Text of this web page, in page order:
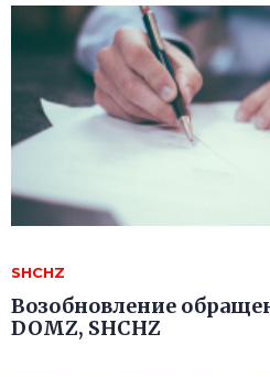
SHCHZ
Возобновление
DOMZ, SHCHZ